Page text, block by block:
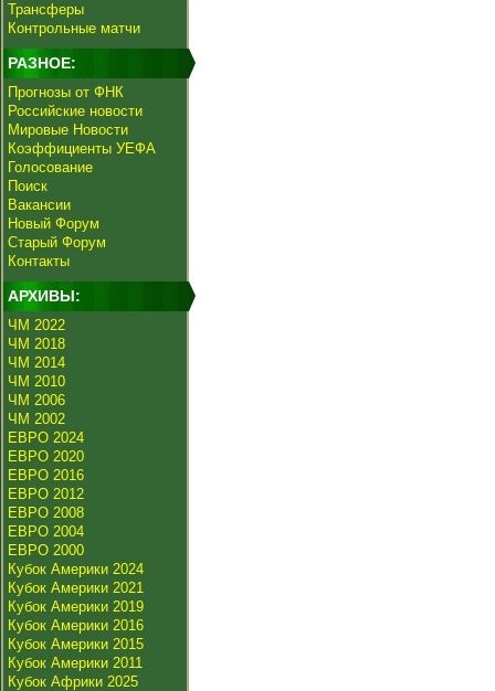
Трансферы
Контрольные матчи
РАЗНОЕ:
Прогнозы от ФНК
Российские новости
Мировые Новости
Коэффициенты УЕФА
Голосование
Поиск
Вакансии
Новый Форум
Старый Форум
Контакты
АРХИВЫ:
ЧМ 2022
ЧМ 2018
ЧМ 2014
ЧМ 2010
ЧМ 2006
ЧМ 2002
ЕВРО 2024
ЕВРО 2020
ЕВРО 2016
ЕВРО 2012
ЕВРО 2008
ЕВРО 2004
ЕВРО 2000
Кубок Америки 2024
Кубок Америки 2021
Кубок Америки 2019
Кубок Америки 2016
Кубок Америки 2015
Кубок Америки 2011
Кубок Африки 2025